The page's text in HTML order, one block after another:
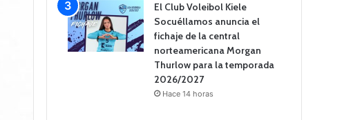
El Club Voleibol Kiele
Socuéllamos anuncia el
fichaje de la central
norteamericana Morgan
Thurlow para la temporada
2026/2027
Hace 14 horas